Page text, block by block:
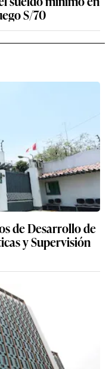
S/70
de Desarrollo de
y Supervisión